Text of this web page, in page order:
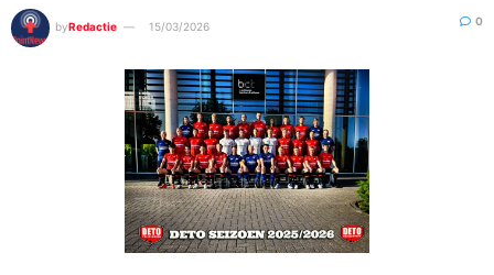
byRedactie 15/03/2026 0